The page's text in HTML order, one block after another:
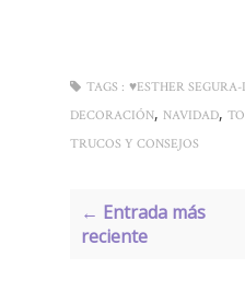
TAGS : ♥ESTHER
DECORACIÓN, NAVIDAD,
TRUCOS Y CONSEJOS
← Entrada más
reciente